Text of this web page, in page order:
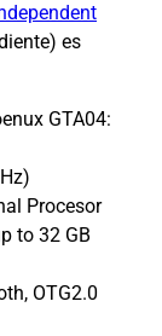
es
GTA04:
Procesor
to 32 GB
OTG2.0